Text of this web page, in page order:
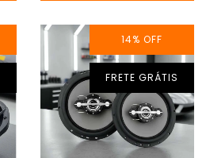
14% OFF
FRETE GRÁTIS